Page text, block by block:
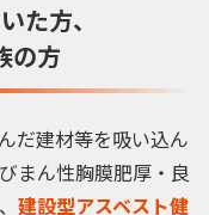
た方、
の方
だ建材等を吸い込ん
まん性胸膜肥厚・良
建設型アスベスト健